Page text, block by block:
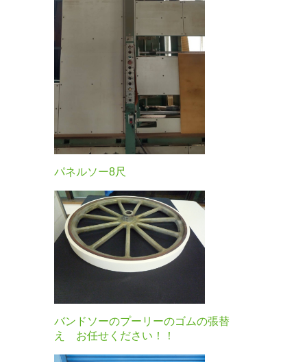
パネルソー8尺
バンドソーのプーリーのゴムの張替
え お任せください！！